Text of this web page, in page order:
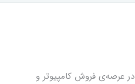
فروشگاه کوشا سیستم، از سال 97 در عرصه‌ی فروش کامپیوتر و